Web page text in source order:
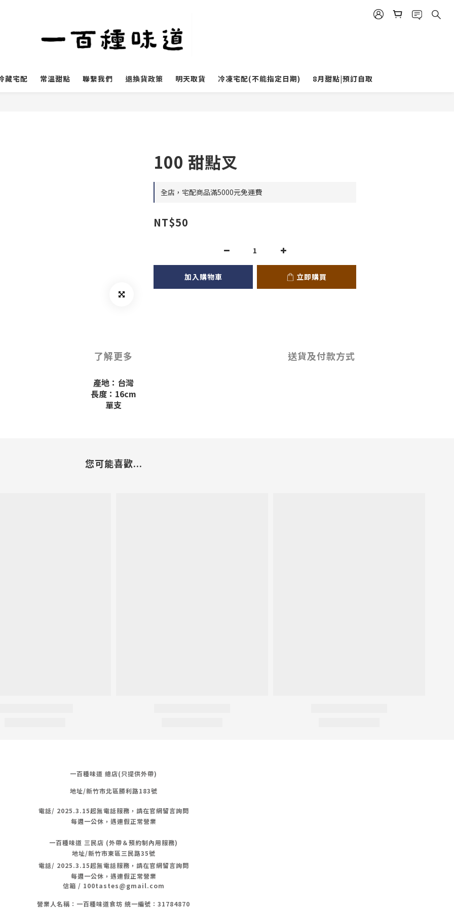
藏宅配 常溫甜點 聯繫我們 退換貨政策 明天取貨 冷凍宅配(不能指定日期) 8月甜點|預訂自取
100 甜點叉
全店，宅配商品滿5000元免運費
NT$50
加入購物車 立即購買
了解更多 送貨及付款方式
產地：台灣
長度：16cm
單支
您可能喜歡...
一百種味道 總店(只提供外帶)
地址/新竹市北區勝利路183號
電話/ 2025.3.15起無電話服務，請在官網留言詢問
每週一公休，遇連假正常營業
一百種味道 三民店 (外帶＆預約制內用服務)
地址/新竹市東區三民路35號
電話/ 2025.3.15起無電話服務，請在官網留言詢問
每週一公休，遇連假正常營業
信箱 / 100tastes@gmail.com
營業人名稱：一百種味道食坊 統一編號：31784870